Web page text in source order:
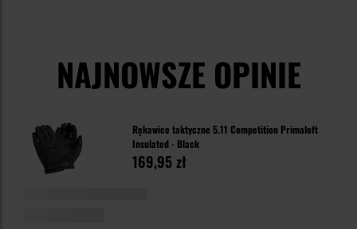
NAJNOWSZE OPINIE
Rękawice taktyczne 5.11 Competition Primaloft
Insulated - Black
169,95 zł